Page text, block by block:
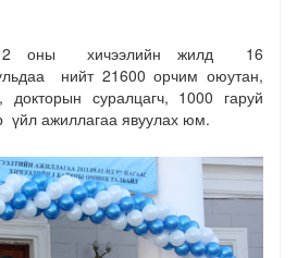
оны хичээлийн жилд 16
нийт 21600 орчим оюутан,
суралцагч, 1000 гаруй
үйл ажиллагаа явуулах юм.